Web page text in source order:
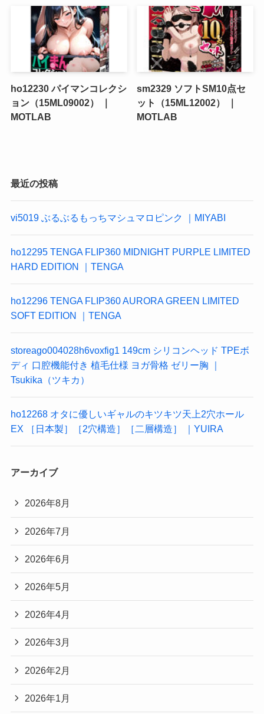
ho12230 パイマンコレクシ
ョン（15ML09002） ｜
MOTLAB
sm2329 ソフトSM10点セ
ット（15ML12002） ｜
MOTLAB
最近の投稿
vi5019 ぶるぶるもっちマシュマロピンク ｜MIYABI
ho12295 TENGA FLIP360 MIDNIGHT PURPLE LIMITED
HARD EDITION ｜TENGA
ho12296 TENGA FLIP360 AURORA GREEN LIMITED
SOFT EDITION ｜TENGA
storeago004028h6voxfig1 149cm シリコンヘッド TPEボ
ディ 口腔機能付き 植毛仕様 ヨガ骨格 ゼリー胸 ｜
Tsukika（ツキカ）
ho12268 オタに優しいギャルのキツキツ天上2穴ホール
EX ［日本製］［2穴構造］［二層構造］ ｜YUIRA
アーカイブ
2026年8月
2026年7月
2026年6月
2026年5月
2026年4月
2026年3月
2026年2月
2026年1月